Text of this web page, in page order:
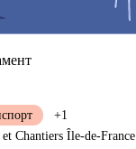
+1
et Chantiers Île-de-France